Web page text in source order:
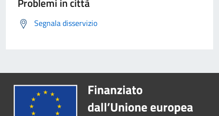
Segnala disservizio